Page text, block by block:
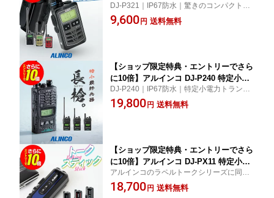
リングプレゼント》アルインコ DJ-P321
特定小電力 トランシーバー / 免許不要
DJ-P321｜IP67防水｜驚きのコンパクトボ
ディに潜むしっかりとした飛距離。DJ-Pシ
リーズ小型モデルとしてオールマイティに
9,600 円 送料無料
【ショップ限定特典・エントリーでさら
に10倍】アルインコ DJ-P240 特定小電
力 トランシーバー / 無線機 免許不要 イ
ンカム 長距離 DJ-P240L DJ-P240M DJ-
DJ-P240｜IP67防水｜特定小電力トランシ
ーバーを広範囲・長距離に運用するならコ
レ以上の選択肢なし！無線機並みの抜群の
19,800 円 送料無料
【ショップ限定特典・エントリーでさら
に10倍】アルインコ DJ-PX11 特定小電
力 トランシーバー インカム 業務用 無
線機 小型 同時通話 ALINCO DJ-PX11A
アルインコのラペルトークシリーズに同時
通話対応のハイエンドモデルが登場。IP67
相当の防塵・防水性やUSB充電対応、強化
18,700 円 送料無料